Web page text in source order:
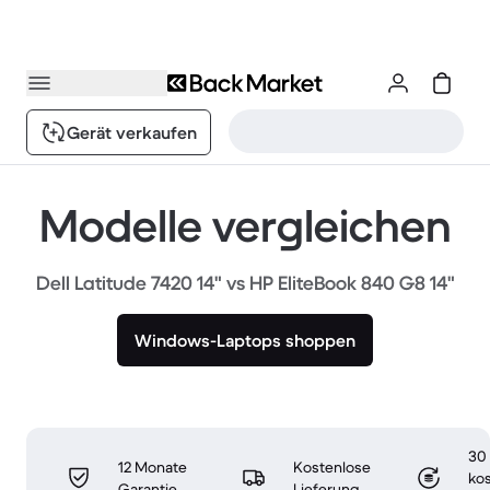
Gerät verkaufen
Modelle vergleichen
Dell Latitude 7420 14" vs HP EliteBook 840 G8 14"
Windows-Laptops shoppen
12 Monate
Kostenlose
30